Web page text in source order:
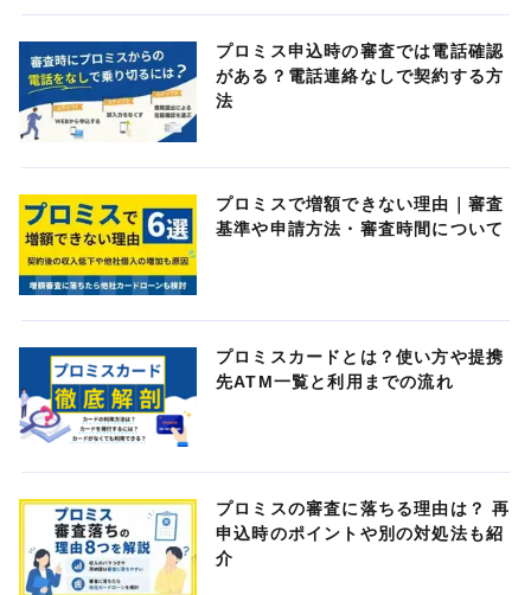
プロミス申込時の審査では電話確認
がある？電話連絡なしで契約する方
法
プロミスで増額できない理由｜審査
基準や申請方法・審査時間について
プロミスカードとは？使い方や提携
先ATM一覧と利用までの流れ
プロミスの審査に落ちる理由は？ 再
申込時のポイントや別の対処法も紹
介